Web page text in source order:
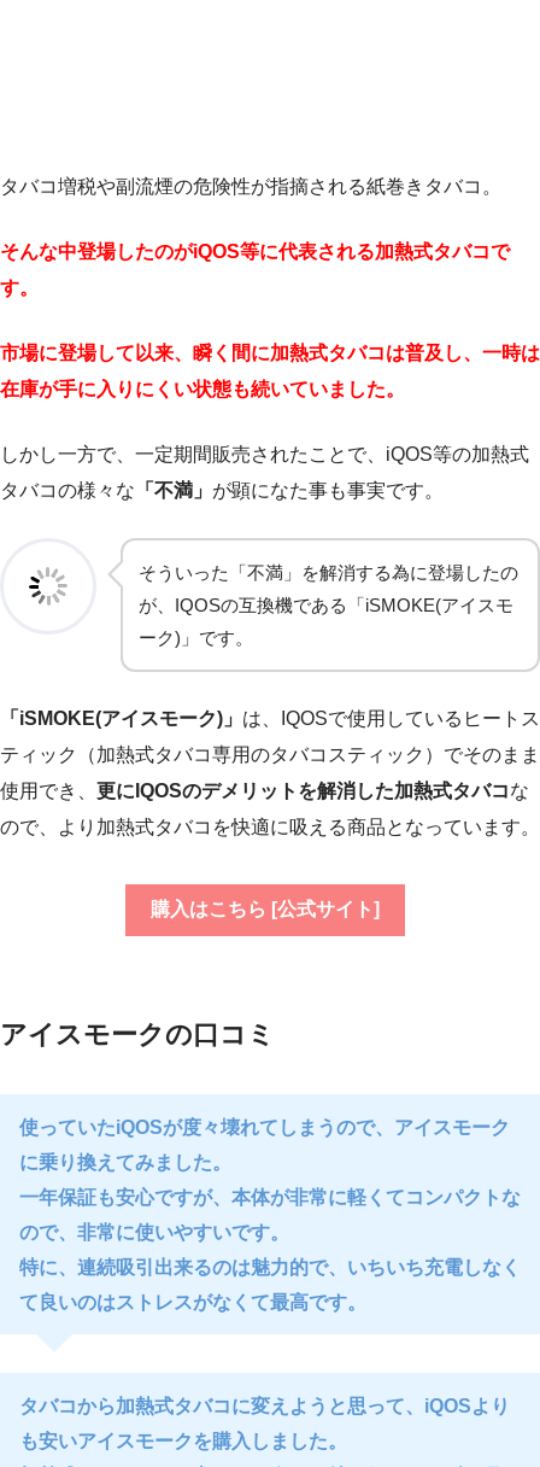
タバコ増税や副流煙の危険性が指摘される紙巻きタバコ。
そんな中登場したのがiQOS等に代表される加熱式タバコで
す。
市場に登場して以来、瞬く間に加熱式タバコは普及し、一時は
在庫が手に入りにくい状態も続いていました。
しかし一方で、一定期間販売されたことで、iQOS等の加熱式
タバコの様々な 「不満」 が顕になた事も事実です。
そういった「不満」を解消する為に登場したの
が、IQOSの互換機である「iSMOKE(アイスモ
ーク)」です。
「iSMOKE(アイスモーク)」 は、IQOSで使用しているヒートス
ティック（加熱式タバコ専用のタバコスティック）でそのまま
使用でき、 更にIQOSのデメリットを解消した加熱式タバコな
ので、より加熱式タバコを快適に吸える商品となっています。
購入はこちら [公式サイト]
アイスモークの口コミ
使っていたiQOSが度々壊れてしまうので、アイスモーク
に乗り換えてみました。
一年保証も安心ですが、本体が非常に軽くてコンパクトな
ので、非常に使いやすいです。
特に、連続吸引出来るのは魅力的で、いちいち充電しなく
て良いのはストレスがなくて最高です。
タバコから加熱式タバコに変えようと思って、iQOSより
も安いアイスモークを購入しました。